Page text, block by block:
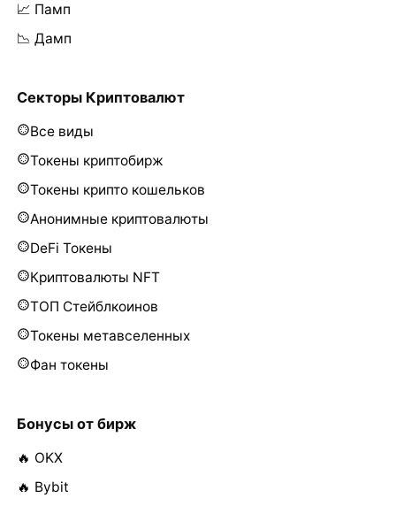
📈 Памп
📉 Дамп
Секторы Криптовалют
Все виды
Токены криптобирж
Токены крипто кошельков
Анонимные криптовалюты
DeFi Токены
Криптовалюты NFT
ТОП Стейблкоинов
Токены метавселенных
Фан токены
Бонусы от бирж
🔥 OKX
🔥 Bybit